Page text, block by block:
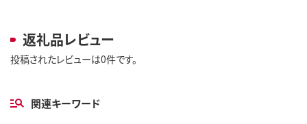
返礼品レビュー
投稿されたレビューは0件です。
関連キーワード